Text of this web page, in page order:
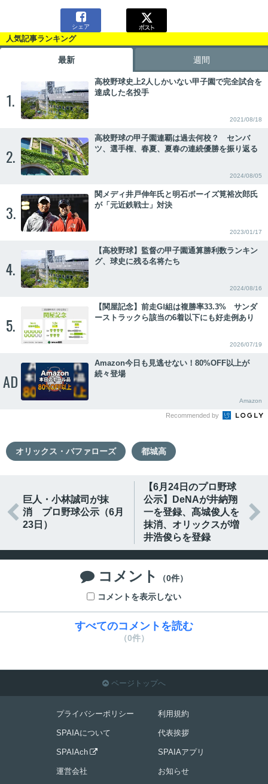

シェア
人気記事ランキング
最新 週間
1.
高校野球史上2人しかいない甲子園で完全試合を
達成した名投手
2021/08/18
2.
高校野球の甲子園連覇は過去何校？ センバ
ツ、選手権、春夏、夏春の連続優勝を振り返る
2024/08/05
3.
関メディ井戸伸年氏と明石ボーイズ筧裕次郎氏
が「元近鉄戦士」対決
2023/01/17
4.
【高校野球】監督の甲子園通算勝利数ランキン
グ、球史に残る名将たち
2024/08/16
5.
【関屋記念】前走GⅠ組は複勝率33.3% サンダ
ーストラックら該当の6着以下にも好走例あり
2026/07/19
AD
Amazon今日も見逃せない！80%OFF以上が
続々登場
Amazon
Recommended by
オリックス・バファローズ 都城高

巨人・小林誠司が抹
消 プロ野球公示（6月
23日）
【6月24日のプロ野球
公示】DeNAが井納翔
一を登録、髙城俊人を
抹消、オリックスが増
井浩俊らを登録

 コメント
（0件）
コメントを表示しない
すべてのコメントを読む
（0件）
 ページトップへ
プライバシーポリシー
SPAIAについて
SPAIAch 
運営会社
利用規約
代表挨拶
SPAIAアプリ
お知らせ